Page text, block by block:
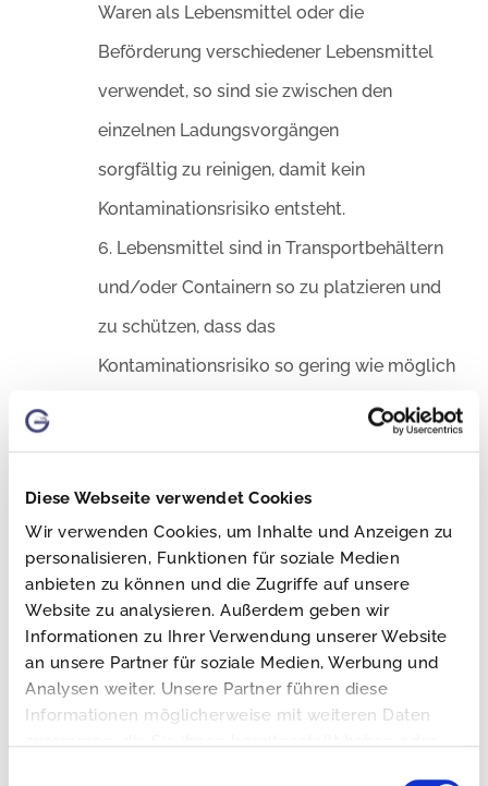
Diese Webseite verwendet Cookies
Wir verwenden Cookies, um Inhalte und Anzeigen zu
personalisieren, Funktionen für soziale Medien
anbieten zu können und die Zugriffe auf unsere
Website zu analysieren. Außerdem geben wir
Informationen zu Ihrer Verwendung unserer Website
an unsere Partner für soziale Medien, Werbung und
Analysen weiter. Unsere Partner führen diese
Informationen möglicherweise mit weiteren Daten
Waren als Lebensmittel oder die
Beförderung verschiedener Lebensmittel
verwendet, so sind sie zwischen den
einzelnen Ladungsvorgängen
sorgfältig zu reinigen, damit kein
Kontaminationsrisiko entsteht.
6. Lebensmittel sind in Transportbehältern
und/oder Containern so zu platzieren und
zu schützen, dass das
Kontaminationsrisiko so gering wie möglich
verwendet werden, müssen
erforderlichenfalls die Lebensmittel auf
einer geeigneten Temperatur halten können
und eine Überwachung
der Beförderungstemperatur ermöglichen.